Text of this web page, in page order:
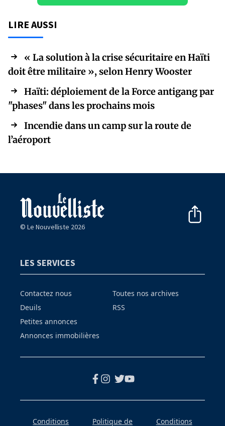
LIRE AUSSI
« La solution à la crise sécuritaire en Haïti
doit être militaire », selon Henry Wooster
Haïti: déploiement de la Force antigang par
"phases" dans les prochains mois
Incendie dans un camp sur la route de
l’aéroport
© Le Nouvelliste 2026
LES SERVICES
Contactez nous
Deuils
Petites annonces
Annonces immobilières
Toutes nos archives
RSS
Conditions Politique de Conditions